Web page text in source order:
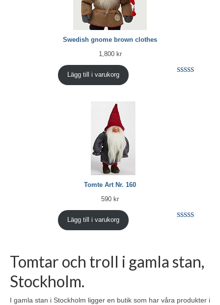
Swedish gnome brown clothes
1,800 kr
Lägg till i varukorg
Tomte Art Nr. 160
590 kr
Lägg till i varukorg
Tomtar och troll i gamla stan,
Stockholm.
I gamla stan i Stockholm ligger en butik som har våra produkter i